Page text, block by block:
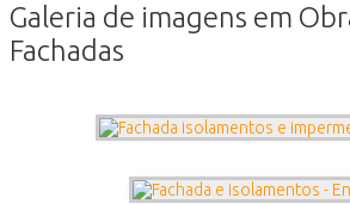
Galeria de imagens em
Fachadas